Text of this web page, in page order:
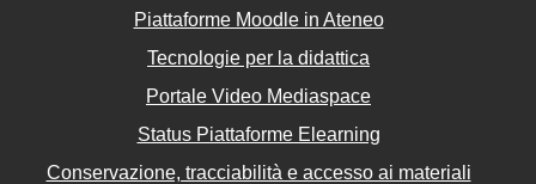
Piattaforme Moodle in Ateneo
Tecnologie per la didattica
Portale Video Mediaspace
Status Piattaforme Elearning
Conservazione, tracciabilità e accesso ai materiali